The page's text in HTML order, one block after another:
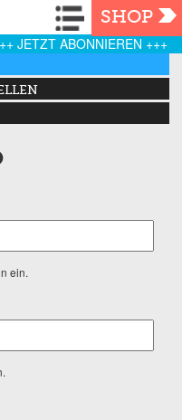
Navigation
SHOP
JETZT ABONNIEREN +++
ein.